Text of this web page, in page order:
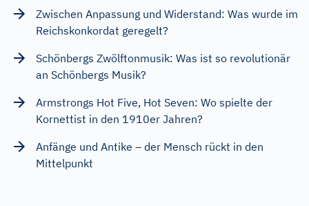
Zwischen Anpassung und Widerstand: Was wurde im
Reichskonkordat geregelt?
Schönbergs Zwölftonmusik: Was ist so revolutionär
an Schönbergs Musik?
Armstrongs Hot Five, Hot Seven: Wo spielte der
Kornettist in den 1910er Jahren?
Anfänge und Antike – der Mensch rückt in den
Mittelpunkt